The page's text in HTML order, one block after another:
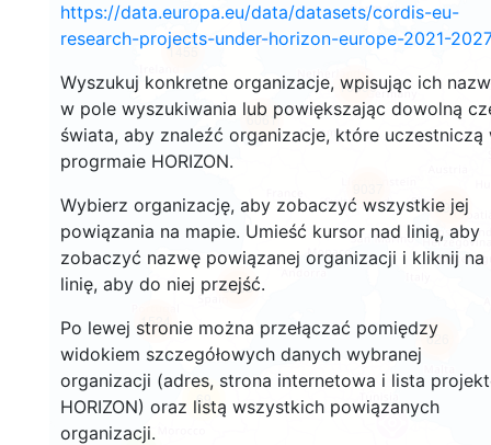
https://data.europa.eu/data/datasets/cordis-eu-
research-projects-under-horizon-europe-2021-2027
Wyszukuj konkretne organizacje, wpisując ich
w pole wyszukiwania lub powiększając dowolną
świata, aby znaleźć organizacje, które uczestniczą
progrmaie HORIZON.
Wybierz organizację, aby zobaczyć wszystkie jej
powiązania na mapie. Umieść kursor nad linią, aby
zobaczyć nazwę powiązanej organizacji i kliknij na
linię, aby do niej przejść.
Po lewej stronie można przełączać pomiędzy
widokiem szczegółowych danych wybranej
organizacji (adres, strona internetowa i lista
HORIZON) oraz listą wszystkich powiązanych
organizacji.
69
1524
626
10696
1455
6061
6288
6973